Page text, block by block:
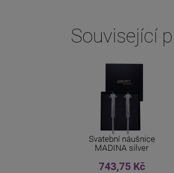
Související
Svatební náušnice
MADINA silver
743,75 Kč